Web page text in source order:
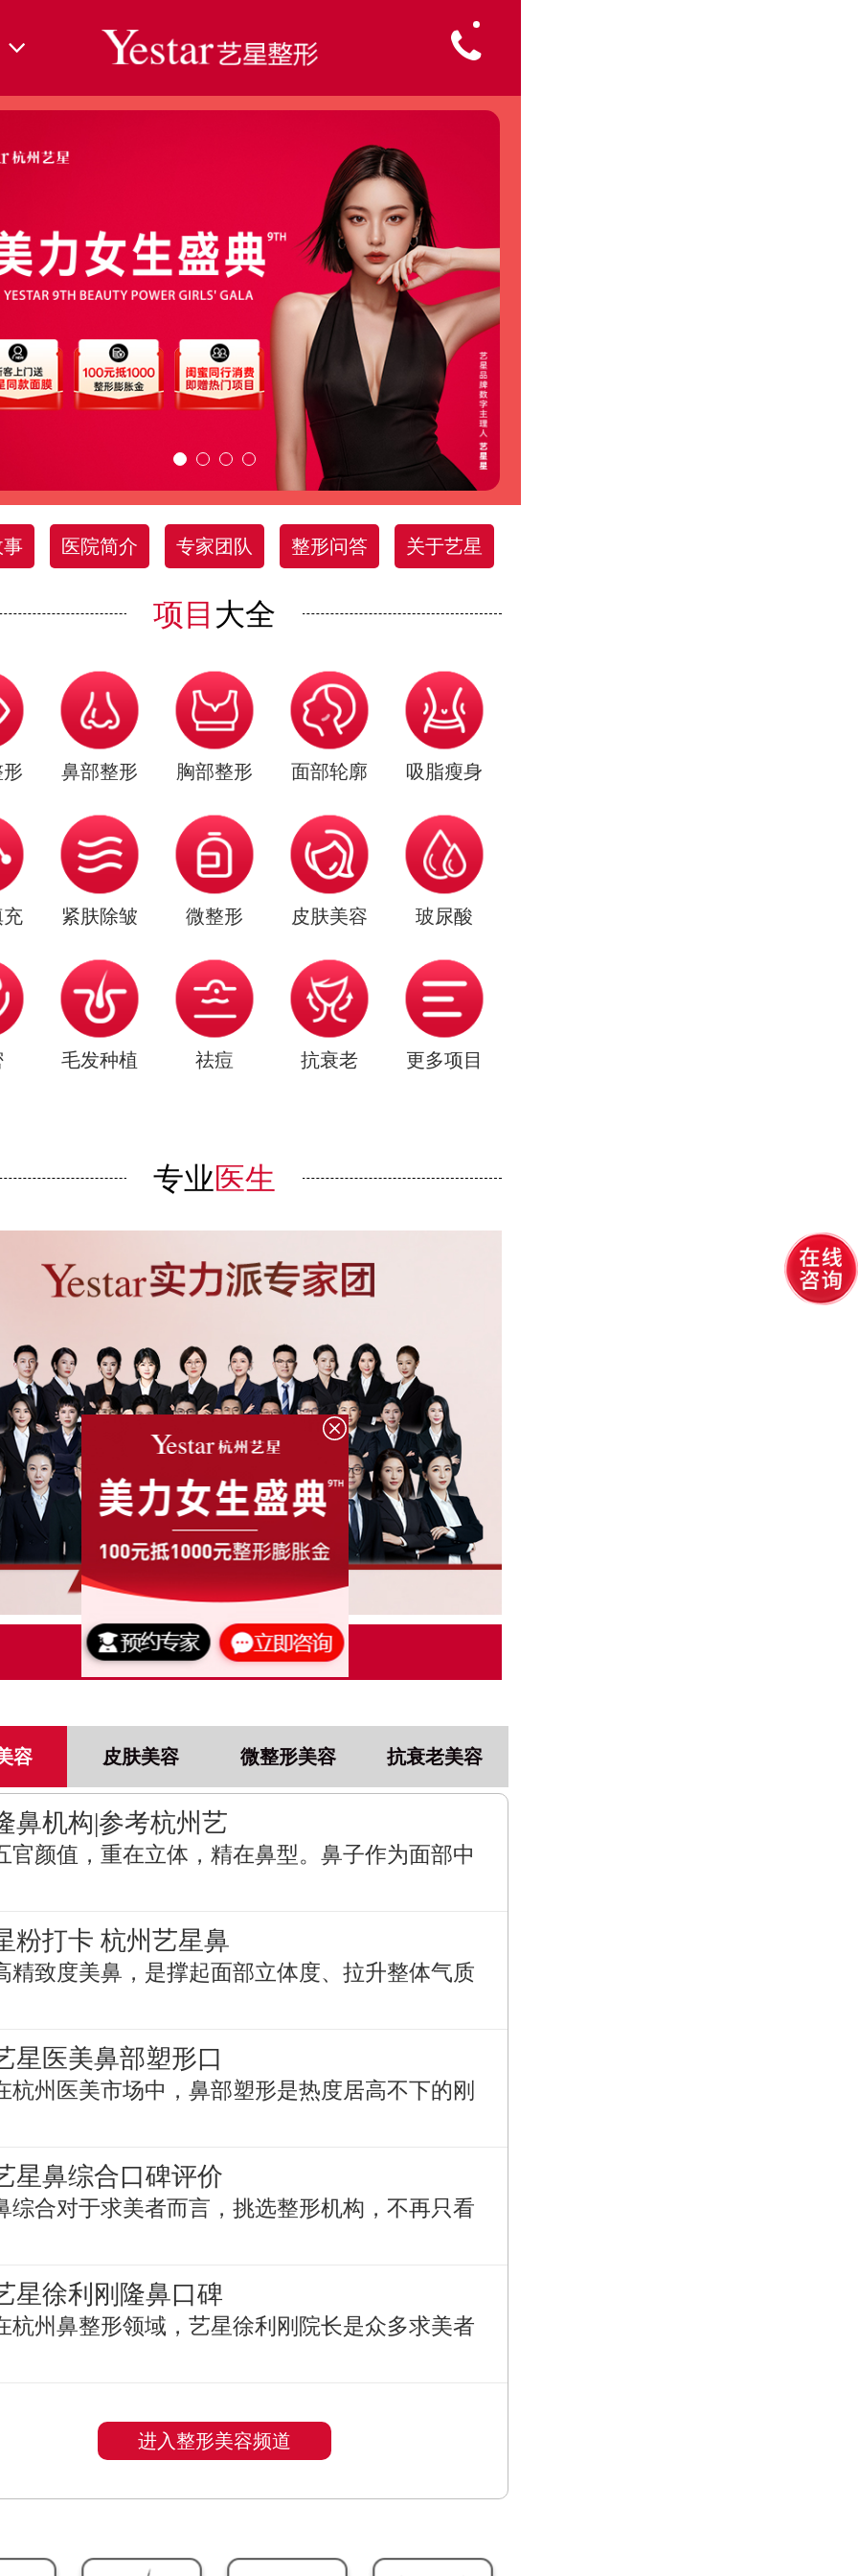
事 医院简介 专家团队 整形问答 关于艺星
项目 大全
鼻部整形 胸部整形 面部轮廓 吸脂瘦身
充 紧肤除皱 微整形 皮肤美容 玻尿酸
毛发种植 祛痘 抗衰老 更多项目
专业医生
点击了解更多
容 皮肤美容 微整形美容 抗衰老美容
鼻机构|参考杭州艺
官颜值，重在立体，精在鼻型。鼻子作为面部中
粉打卡 杭州艺星鼻
精致度美鼻，是撑起面部立体度、拉升整体气质
星医美鼻部塑形口
杭州医美市场中，鼻部塑形是热度居高不下的刚
星鼻综合口碑评价
综合对于求美者而言，挑选整形机构，不再只看
星徐利刚隆鼻口碑
杭州鼻整形领域，艺星徐利刚院长是众多求美者
进入整形美容频道